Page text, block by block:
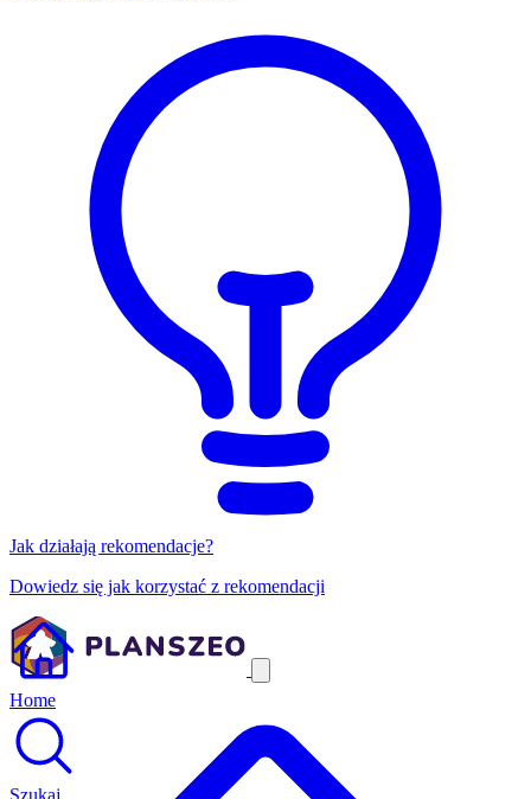
Jak działają rekomendacje?
Dowiedz się jak korzystać z rekomendacji
Home
Szukaj